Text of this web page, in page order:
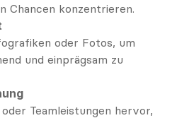
Chancen konzentrieren.
oder Fotos, um
und einprägsam zu
Teamleistungen hervor,